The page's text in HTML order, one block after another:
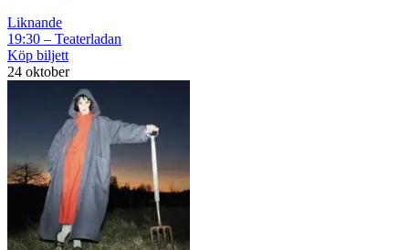
Liknande
19:30 – Teaterladan
Köp biljett
24 oktober